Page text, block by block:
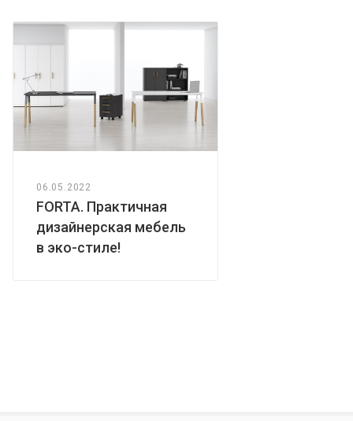
06.05.2022
FORTA. Практичная
дизайнерская мебель
в эко-стиле!